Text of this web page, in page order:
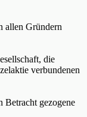
allen Gründern
die
verbundenen
Betracht gezogene